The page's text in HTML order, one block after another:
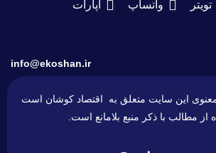
تویتر واتساپ آپارات
info@ekoshan.ir
این سایت متعلق به اقتصاد کوشان است
از مطالب با ذکر منبع بلامانع است.